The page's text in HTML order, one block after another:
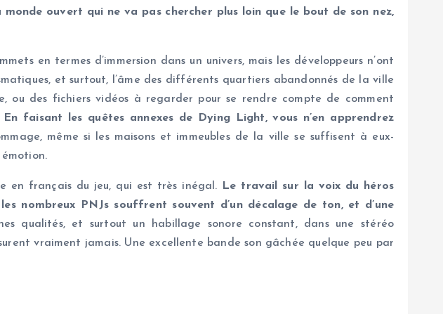
ouvert qui ne va pas chercher plus loin que le bout de son nez,
en termes d’immersion dans un univers, mais les développeurs n’ont
et surtout, l’âme des différents quartiers abandonnés de la ville
des fichiers vidéos à regarder pour se rendre compte de comment
En faisant les quêtes annexes de Dying Light, vous n’en apprendrez
même si les maisons et immeubles de la ville se suffisent à eux-
en français du jeu, qui est très inégal. Le travail sur la voix du héros
nombreux PNJs souffrent souvent d’un décalage de ton, et d’une
qualités, et surtout un habillage sonore constant, dans une stéréo
vraiment jamais. Une excellente bande son gâchée quelque peu par